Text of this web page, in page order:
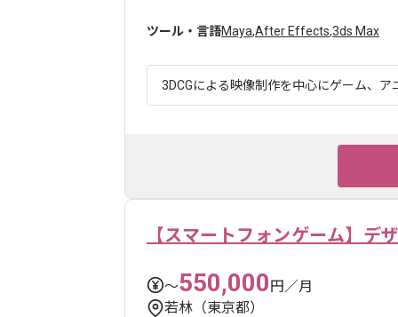
ツール・言語Maya,After Effects,3ds Max
3DCGによる映像制作を中心にゲーム、
【スマートフォンゲーム】デ
〜550,000円／月
若林（東京都）